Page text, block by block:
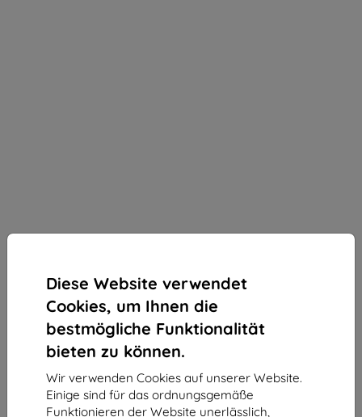
Diese Website verwendet
Cookies, um Ihnen die
bestmögliche Funktionalität
bieten zu können.
Wir verwenden Cookies auf unserer Website.
Einige sind für das ordnungsgemäße
Funktionieren der Website unerlässlich,
3mk Silky Matt Privacy Schutzfolie für Apple
iPhone 12 Mini